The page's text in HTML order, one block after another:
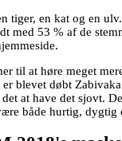
tiger, en kat og en
med 53 % af de
til at høre meget
blevet døbt
at have det sjovt.
både hurtig, dygtig